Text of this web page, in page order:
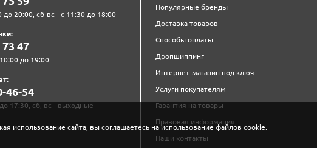
до 20:00, сб-вс - с 11:30 до 18:00
7‍3‍ 4‍7‍
до 19:00
4‍6‍-5‍4‍
17:30, сб, вс - выходные
Популярные бренды
Доставка товаров
Способы оплаты
Дропшиппинг
Интернет-магазин под ключ
Услуги покупателям
Гарантия на товары
Правовая информация
Наши контакты
использование сайта, вы соглашаетесь на использование файлов cookie.